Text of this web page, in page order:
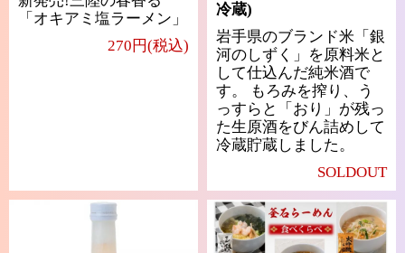
「オキアミ塩ラーメン」
270円(税込)
冷蔵)
岩手県のブランド米「銀
河のしずく」を原料米と
して仕込んだ純米酒で
す。 もろみを搾り、う
っすらと「おり」が残っ
た生原酒をびん詰めして
冷蔵貯蔵しました。
SOLDOUT